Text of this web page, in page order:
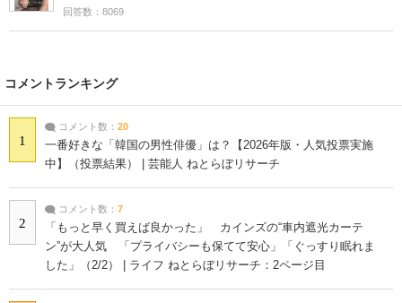
回答数：8069
コメントランキング
1
コメント数： 20
一番好きな「韓国の男性俳優」は？【2026年版・人気投票実施
中】（投票結果） | 芸能人 ねとらぼリサーチ
2
コメント数： 7
「もっと早く買えば良かった」 カインズの“車内遮光カーテ
ン”が大人気 「プライバシーも保てて安心」「ぐっすり眠れま
した」（2/2） | ライフ ねとらぼリサーチ：2ページ目